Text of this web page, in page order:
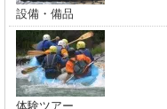
設備・備品
体験ツアー